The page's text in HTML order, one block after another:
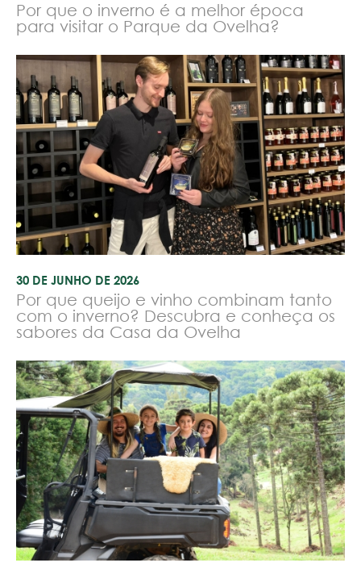
Por que o inverno é a melhor época
para visitar o Parque da Ovelha?
30 DE JUNHO DE 2026
Por que queijo e vinho combinam tanto
com o inverno? Descubra e conheça os
sabores da Casa da Ovelha